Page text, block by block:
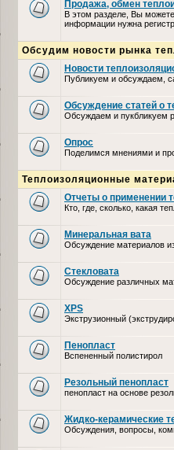
Продажа, обмен
В этом разделе, Вы
информации нужна
Обсудим новости рынка
Новости
Публикуем и обсуждаем,
Обсуждение статей о
Обсуждаем и пукбликуем
Опрос
Поделимся мнениями и
Теплоизоляционные
Отчеты о применении
Кто, где, сколько, какая
Минеральная вата
Обсуждение материалов
Стекловата
Обсуждение различных
XPS
Экструзионный
Пенопласт
Вспененный полистирол
Резольный пенопласт
пенопласт на основе
Жидко-керамические
Обсуждения, вопросы,